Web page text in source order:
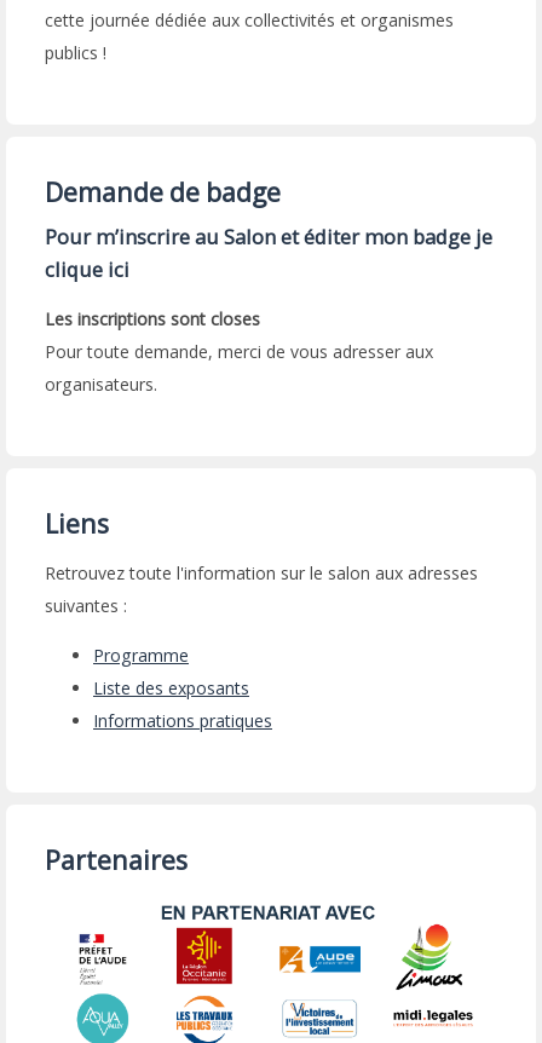
cette journée dédiée aux collectivités et organismes
publics !
Demande de badge
Pour m’inscrire au Salon et éditer mon badge je
clique ici
Les inscriptions sont closes
Pour toute demande, merci de vous adresser aux
organisateurs.
Liens
Retrouvez toute l'information sur le salon aux adresses
suivantes :
Programme
Liste des exposants
Informations pratiques
Partenaires